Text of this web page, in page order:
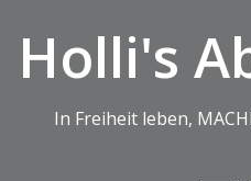
Holli's
In Freiheit leben,